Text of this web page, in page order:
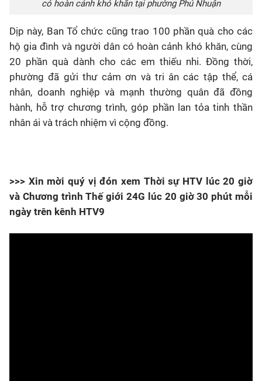
có hoàn cảnh khó khăn tại phường Phú Nhuận
Dịp này, Ban Tổ chức cũng trao 100 phần quà cho các
hộ gia đình và người dân có hoàn cảnh khó khăn, cùng
20 phần quà dành cho các em thiếu nhi. Đồng thời,
phường đã gửi thư cảm ơn và tri ân các tập thể, cá
nhân, doanh nghiệp và mạnh thường quân đã đồng
hành, hỗ trợ chương trình, góp phần lan tỏa tinh thần
nhân ái và trách nhiệm vì cộng đồng.
>>> Xin mời quý vị đón xem Thời sự HTV lúc 20 giờ
và Chương trình Thế giới 24G lúc 20 giờ 30 phút mỗi
ngày trên kênh HTV9